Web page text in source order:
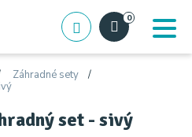
0
Záhradné sety
set - sivý